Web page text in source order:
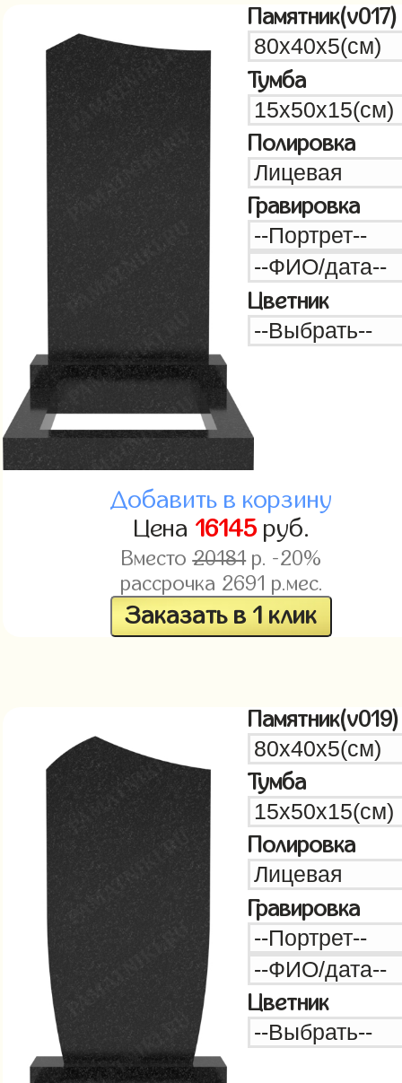
Памятник(v017)
Тумба
Полировка
Гравировка
Цветник
Добавить в корзину
Цена 16145руб.
Вместо20181р. -20%
рассрочка 2691 р.мес.
Заказать в 1 клик
Памятник(v019)
Тумба
Полировка
Гравировка
Цветник